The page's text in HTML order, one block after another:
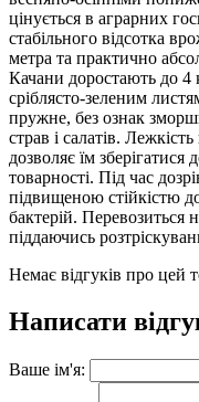
цінується в аграрних
стабільного відсотка
метра та практично
Качани доростають до 4
сріблясто-зеленим
пружне, без ознак
страв і салатів.
дозволяє їм зберігатися
товарності. Під час
підвищеною стійкістю
бактерій. Перевозиться
піддаючись
Немає відгуків про цей
Написати
Ваше ім'я: